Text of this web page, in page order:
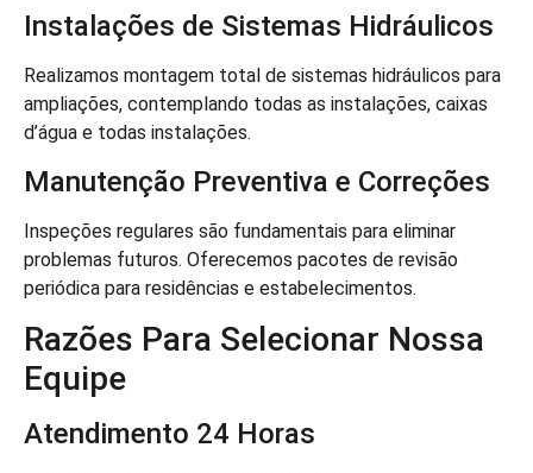
Instalações de Sistemas Hidráulicos
Realizamos montagem total de sistemas hidráulicos para
ampliações, contemplando todas as instalações, caixas
d’água e todas instalações.
Manutenção Preventiva e Correções
Inspeções regulares são fundamentais para eliminar
problemas futuros. Oferecemos pacotes de revisão
periódica para residências e estabelecimentos.
Razões Para Selecionar Nossa
Equipe
Atendimento 24 Horas